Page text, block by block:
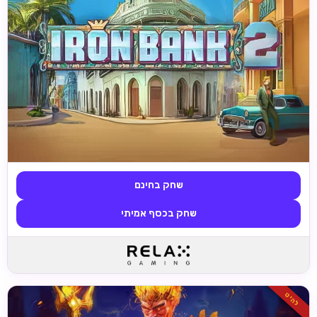
שחק בחינם
שחק בכסף אמיתי
להיט